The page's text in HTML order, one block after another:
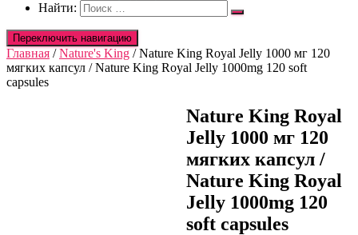
Найти:
Переключить навигацию
Главная /Nature's King / Nature King Royal Jelly 1000 мг 120
мягких капсул / Nature King Royal Jelly 1000mg 120 soft
capsules
Nature King Royal
Jelly 1000 мг 120
мягких капсул /
Nature King Royal
Jelly 1000mg 120
soft capsules